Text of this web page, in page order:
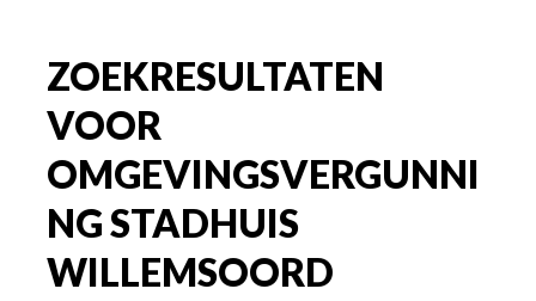
ZOEKRESULTATEN
VOOR
OMGEVINGSVERGUNNI
NG STADHUIS
WILLEMSOORD